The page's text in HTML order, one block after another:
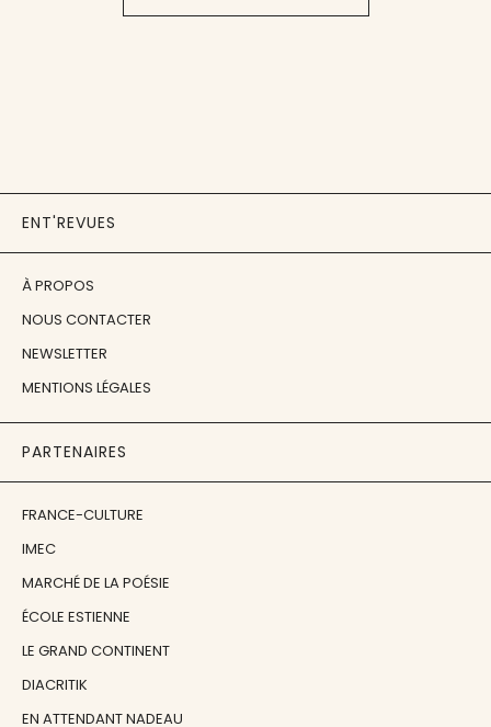
ENT'REVUES
À PROPOS
NOUS CONTACTER
NEWSLETTER
MENTIONS LÉGALES
PARTENAIRES
FRANCE-CULTURE
IMEC
MARCHÉ DE LA POÉSIE
ÉCOLE ESTIENNE
LE GRAND CONTINENT
DIACRITIK
EN ATTENDANT NADEAU